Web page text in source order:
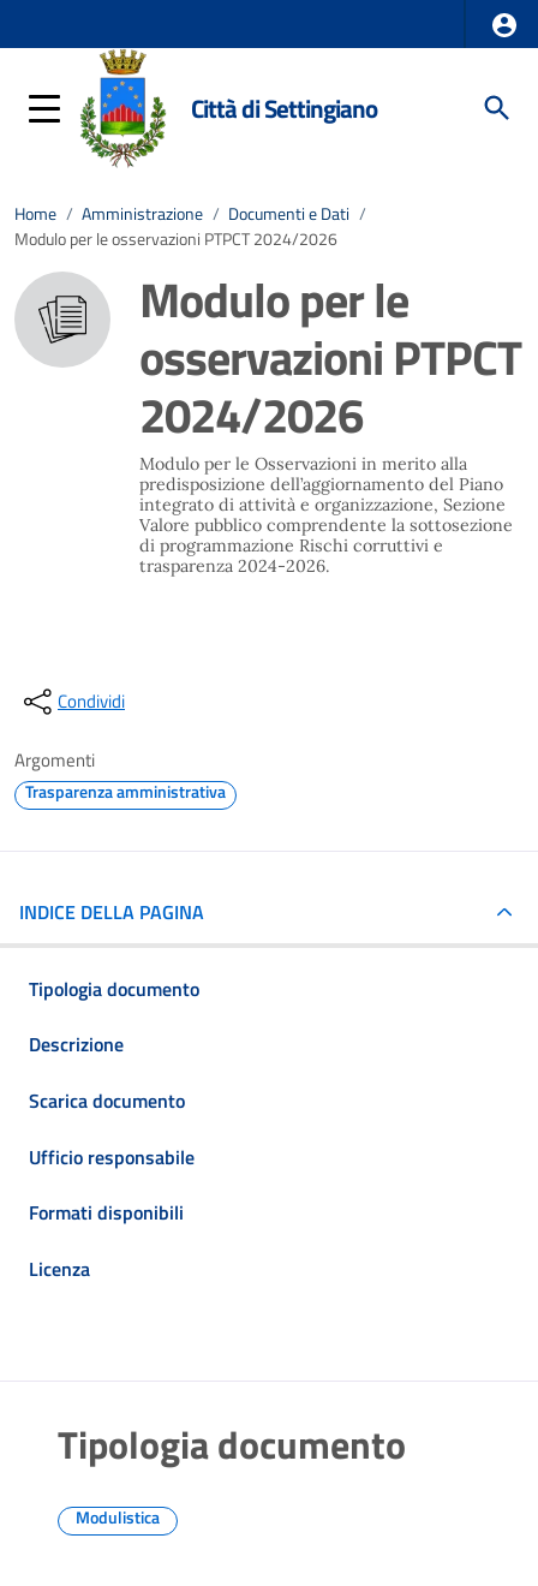
Città di Settingiano
Home / Amministrazione / Documenti e Dati /
Modulo per le osservazioni PTPCT 2024/2026
Modulo per le
osservazioni PTPCT
2024/2026
Modulo per le Osservazioni in merito alla
predisposizione dell’aggiornamento del Piano
integrato di attività e organizzazione, Sezione
Valore pubblico comprendente la sottosezione
di programmazione Rischi corruttivi e
trasparenza 2024-2026.
Condividi
Argomenti
Trasparenza amministrativa
INDICE DELLA PAGINA
Tipologia documento
Descrizione
Scarica documento
Ufficio responsabile
Formati disponibili
Licenza
Tipologia documento
Modulistica